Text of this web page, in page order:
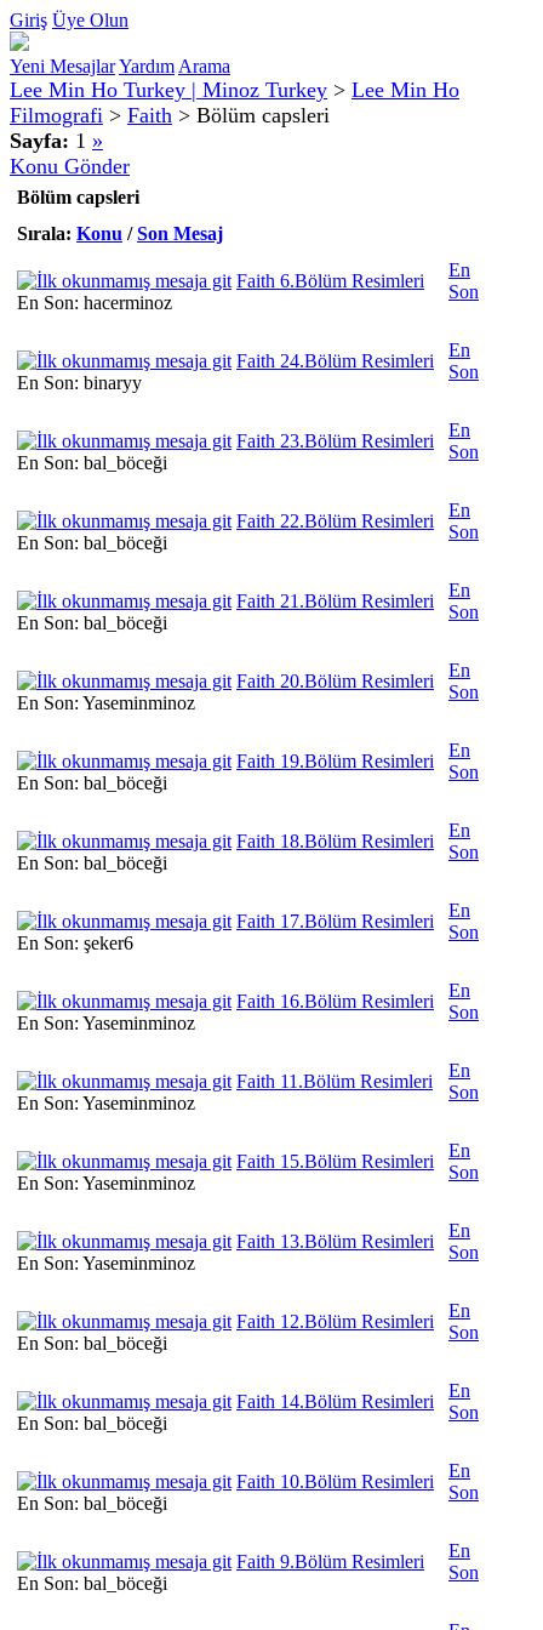
Giriş Üye Olun
Yeni MesajlarYardım Arama
Lee Min Ho Turkey | Minoz Turkey > Lee Min Ho
Filmografi > Faith > Bölüm capsleri
Sayfa: 1 »
Konu Gönder
Bölüm capsleri
Sırala: Konu /Son Mesaj
Faith 6.Bölüm Resimleri
En Son: hacerminoz
En
Son
Faith 24.Bölüm Resimleri
En Son: binaryy
En
Son
Faith 23.Bölüm Resimleri
En Son: bal_böceği
En
Son
Faith 22.Bölüm Resimleri
En Son: bal_böceği
En
Son
Faith 21.Bölüm Resimleri
En Son: bal_böceği
En
Son
Faith 20.Bölüm Resimleri
En Son: Yaseminminoz
En
Son
Faith 19.Bölüm Resimleri
En Son: bal_böceği
En
Son
Faith 18.Bölüm Resimleri
En Son: bal_böceği
En
Son
Faith 17.Bölüm Resimleri
En Son: şeker6
En
Son
Faith 16.Bölüm Resimleri
En Son: Yaseminminoz
En
Son
Faith 11.Bölüm Resimleri
En Son: Yaseminminoz
En
Son
Faith 15.Bölüm Resimleri
En Son: Yaseminminoz
En
Son
Faith 13.Bölüm Resimleri
En Son: Yaseminminoz
En
Son
Faith 12.Bölüm Resimleri
En Son: bal_böceği
En
Son
Faith 14.Bölüm Resimleri
En Son: bal_böceği
En
Son
Faith 10.Bölüm Resimleri
En Son: bal_böceği
En
Son
Faith 9.Bölüm Resimleri
En Son: bal_böceği
En
Son